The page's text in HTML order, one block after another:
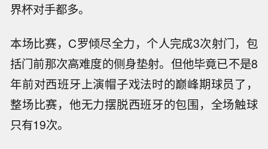
界杯对手都多。
本场比赛，C罗倾尽全力，个人完成3次射门，包
括门前那次高难度的侧身垫射。但他毕竟已不是8
年前对西班牙上演帽子戏法时的巅峰期球员了，
整场比赛，他无力摆脱西班牙的包围，全场触球
只有19次。